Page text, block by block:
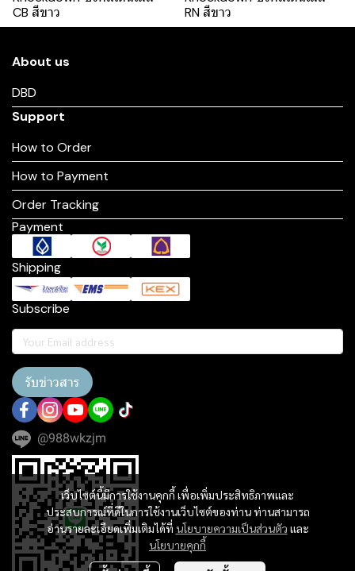
CB สีขาว
RN สีขาว
เว็บไซต์นี้มีการใช้งานคุกกี้ เพื่อเพิ่มประสิทธิภาพและ
ประสบการณ์ที่ดีในการใช้งานเว็บไซต์ของท่าน ท่านสามารถ
อ่านรายละเอียดเพิ่มเติมได้ที่ นโยบายความเป็นส่วนตัว และ
นโยบายคุกกี้
About us
DBD
Support
How to Order
How to Payment
Order Tracking
Payment
Shipping
Subscribe
รับข่าวสาร
@988wkzjm